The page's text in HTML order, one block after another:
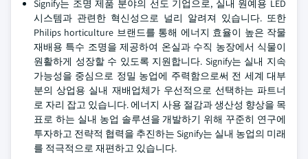
Signify는 조명 제품 분야의 선도 기업으로, 실내 원예용 LED
시스템과 관련한 혁신성으로 널리 알려져 있습니다. 또한
Philips horticulture 브랜드를 통해 에너지 효율이 높은 작물
재배용 특수 조명을 제공하여 온실과 수직 농장에서 식물이
원활하게 성장할 수 있도록 지원합니다. Signify는 실내 지속
가능성을 중심으로 정밀 농업에 주력함으로써 전 세계 대부
분의 상업용 실내 재배업체가 우선적으로 선택하는 파트너
로 자리 잡고 있습니다. 에너지 사용 절감과 생산성 향상을 목
표로 하는 실내 농업 솔루션을 개발하기 위해 꾸준히 연구에
투자하고 전략적 협력을 추진하는 Signify는 실내 농업의 미래
를 적극적으로 재편하고 있습니다.